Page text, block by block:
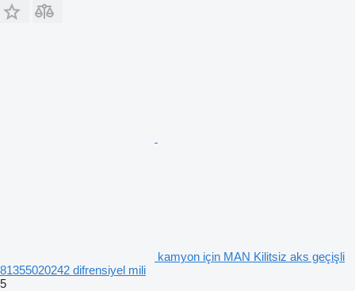
kamyon için MAN Kilitsiz aks geçişli
81355020242 difrensiyel mili
5